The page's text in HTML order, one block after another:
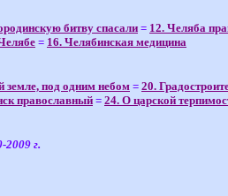
битву спасали = 12. Челяба
= 16. Челябинская медицина
земле, под одним небом = 20.
православный = 24. О царской
2009 г.